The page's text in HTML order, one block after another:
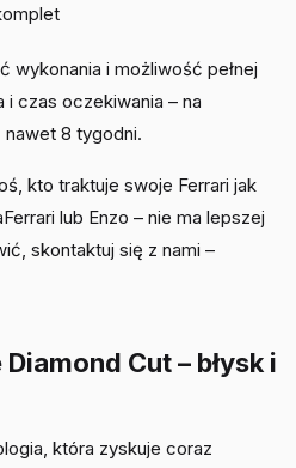
wykonania i możliwość pełnej
i czas oczekiwania – na
8 tygodni.
kto traktuje swoje Ferrari jak
lub Enzo – nie ma lepszej
skontaktuj się z nami –
Cut – błysk i
która zyskuje coraz